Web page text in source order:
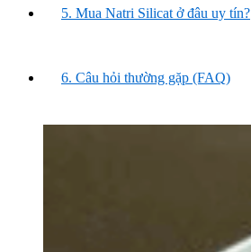
5. Mua Natri Silicat ở đâu uy tín?
6. Câu hỏi thường gặp (FAQ)